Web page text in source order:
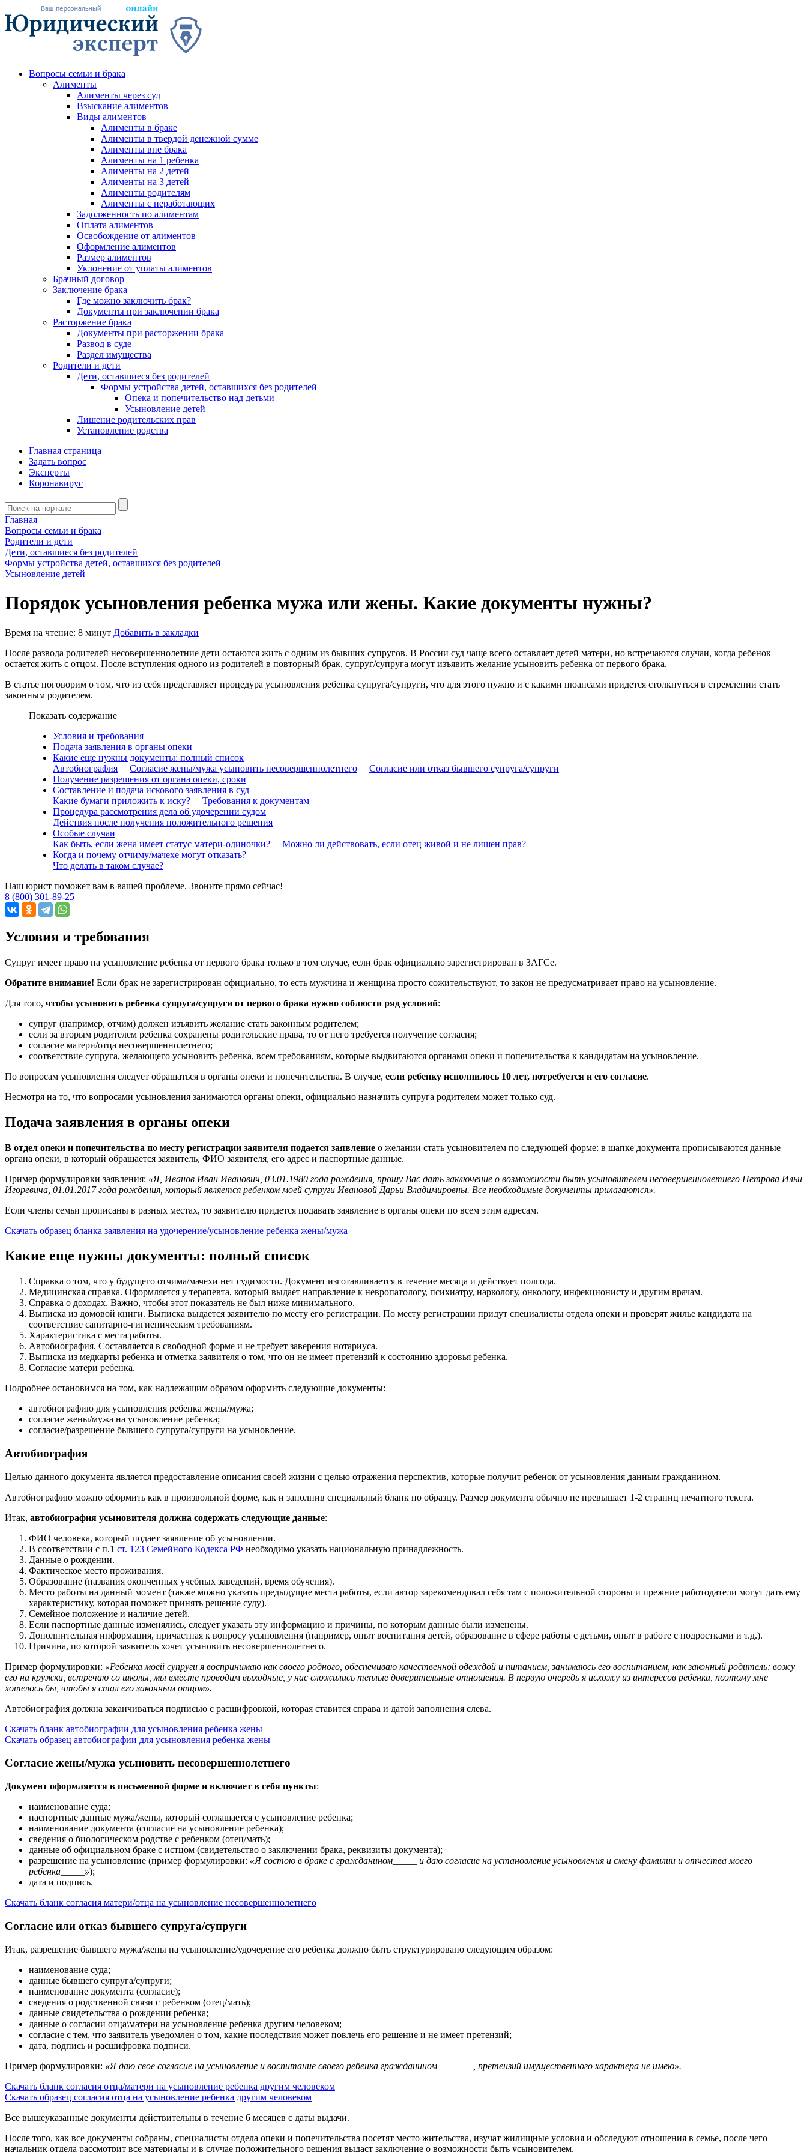
Вопросы семьи и брака
Алименты
Алименты через суд
Взыскание алиментов
Виды алиментов
Алименты в браке
Алименты в твердой денежной сумме
Алименты вне брака
Алименты на 1 ребенка
Алименты на 2 детей
Алименты на 3 детей
Алименты родителям
Алименты с неработающих
Задолженность по алиментам
Оплата алиментов
Освобождение от алиментов
Оформление алиментов
Размер алиментов
Уклонение от уплаты алиментов
Брачный договор
Заключение брака
Где можно заключить брак?
Документы при заключении брака
Расторжение брака
Документы при расторжении брака
Развод в суде
Раздел имущества
Родители и дети
Дети, оставшиеся без родителей
Формы устройства детей, оставшихся без родителей
Опека и попечительство над детьми
Усыновление детей
Лишение родительских прав
Установление родства
Главная страница
Задать вопрос
Эксперты
Коронавирус
Главная
Вопросы семьи и брака
Родители и дети
Дети, оставшиеся без родителей
Формы устройства детей, оставшихся без родителей
Усыновление детей
Порядок усыновления ребенка мужа или жены. Какие документы нужны?
Время на чтение: 8 минут Добавить в закладки
После развода родителей несовершеннолетние дети остаются жить с одним из бывших супругов. В России суд чаще всего оставляет детей матери, но встречаются случаи, когда ребенок
остается жить с отцом. После вступления одного из родителей в повторный брак, супруг/супруга могут изъявить желание усыновить ребенка от первого брака.
В статье поговорим о том, что из себя представляет процедура усыновления ребенка супруга/супруги, что для этого нужно и с какими нюансами придется столкнуться в стремлении стать
законным родителем.
Показать содержание
Условия и требования
Подача заявления в органы опеки
Какие еще нужны документы: полный список
Автобиография
Согласие жены/мужа усыновить несовершеннолетнего
Согласие или отказ бывшего супруга/супруги
Получение разрешения от органа опеки, сроки
Составление и подача искового заявления в суд
Какие бумаги приложить к иску?
Требования к документам
Процедура рассмотрения дела об удочерении судом
Действия после получения положительного решения
Особые случаи
Как быть, если жена имеет статус матери-одиночки?
Можно ли действовать, если отец живой и не лишен прав?
Когда и почему отчиму/мачехе могут отказать?
Что делать в таком случае?
Наш юрист поможет вам в вашей проблеме. Звоните прямо сейчас!
8 (800) 301-89-25
Условия и требования
Супруг имеет право на усыновление ребенка от первого брака только в том случае, если брак официально зарегистрирован в ЗАГСе.
Обратите внимание! Если брак не зарегистрирован официально, то есть мужчина и женщина просто сожительствуют, то закон не предусматривает право на усыновление.
Для того, чтобы усыновить ребенка супруга/супруги от первого брака нужно соблюсти ряд условий:
супруг (например, отчим) должен изъявить желание стать законным родителем;
если за вторым родителем ребенка сохранены родительские права, то от него требуется получение согласия;
согласие матери/отца несовершеннолетнего;
соответствие супруга, желающего усыновить ребенка, всем требованиям, которые выдвигаются органами опеки и попечительства к кандидатам на усыновление.
По вопросам усыновления следует обращаться в органы опеки и попечительства. В случае, если ребенку исполнилось 10 лет, потребуется и его согласие.
Несмотря на то, что вопросами усыновления занимаются органы опеки, официально назначить супруга родителем может только суд.
Подача заявления в органы опеки
В отдел опеки и попечительства по месту регистрации заявителя подается заявление о желании стать усыновителем по следующей форме: в шапке документа прописываются данные
органа опеки, в который обращается заявитель, ФИО заявителя, его адрес и паспортные данные.
Пример формулировки заявления: «Я, Иванов Иван Иванович, 03.01.1980 года рождения, прошу Вас дать заключение о возможности быть усыновителем несовершеннолетнего Петрова Ильи
Игоревича, 01.01.2017 года рождения, который является ребенком моей супруги Ивановой Дарьи Владимировны. Все необходимые документы прилагаются».
Если члены семьи прописаны в разных местах, то заявителю придется подавать заявление в органы опеки по всем этим адресам.
Скачать образец бланка заявления на удочерение/усыновление ребенка жены/мужа
Какие еще нужны документы: полный список
Справка о том, что у будущего отчима/мачехи нет судимости. Документ изготавливается в течение месяца и действует полгода.
Медицинская справка. Оформляется у терапевта, который выдает направление к невропатологу, психиатру, наркологу, онкологу, инфекционисту и другим врачам.
Справка о доходах. Важно, чтобы этот показатель не был ниже минимального.
Выписка из домовой книги. Выписка выдается заявителю по месту его регистрации. По месту регистрации придут специалисты отдела опеки и проверят жилье кандидата на
соответствие санитарно-гигиеническим требованиям.
Характеристика с места работы.
Автобиография. Составляется в свободной форме и не требует заверения нотариуса.
Выписка из медкарты ребенка и отметка заявителя о том, что он не имеет претензий к состоянию здоровья ребенка.
Согласие матери ребенка.
Подробнее остановимся на том, как надлежащим образом оформить следующие документы:
автобиографию для усыновления ребенка жены/мужа;
согласие жены/мужа на усыновление ребенка;
согласие/разрешение бывшего супруга/супруги на усыновление.
Автобиография
Целью данного документа является предоставление описания своей жизни с целью отражения перспектив, которые получит ребенок от усыновления данным гражданином.
Автобиографию можно оформить как в произвольной форме, как и заполнив специальный бланк по образцу. Размер документа обычно не превышает 1-2 страниц печатного текста.
Итак, автобиография усыновителя должна содержать следующие данные:
ФИО человека, который подает заявление об усыновлении.
В соответствии с п.1 ст. 123 Семейного Кодекса РФ необходимо указать национальную принадлежность.
Данные о рождении.
Фактическое место проживания.
Образование (названия оконченных учебных заведений, время обучения).
Место работы на данный момент (также можно указать предыдущие места работы, если автор зарекомендовал себя там с положительной стороны и прежние работодатели могут дать ему
характеристику, которая поможет принять решение суду).
Семейное положение и наличие детей.
Если паспортные данные изменялись, следует указать эту информацию и причины, по которым данные были изменены.
Дополнительная информация, причастная к вопросу усыновления (например, опыт воспитания детей, образование в сфере работы с детьми, опыт в работе с подростками и т.д.).
Причина, по которой заявитель хочет усыновить несовершеннолетнего.
Пример формулировки: «Ребенка моей супруги я воспринимаю как своего родного, обеспечиваю качественной одеждой и питанием, занимаюсь его воспитанием, как законный родитель: вожу
его на кружки, встречаю со школы, мы вместе проводим выходные, у нас сложились теплые доверительные отношения. В первую очередь я исхожу из интересов ребенка, поэтому мне
хотелось бы, чтобы я стал его законным отцом».
Автобиография должна заканчиваться подписью с расшифровкой, которая ставится справа и датой заполнения слева.
Скачать бланк автобиографии для усыновления ребенка жены
Скачать образец автобиографии для усыновления ребенка жены
Согласие жены/мужа усыновить несовершеннолетнего
Документ оформляется в письменной форме и включает в себя пункты:
наименование суда;
паспортные данные мужа/жены, который соглашается с усыновление ребенка;
наименование документа (согласие на усыновление ребенка);
сведения о биологическом родстве с ребенком (отец/мать);
данные об официальном браке с истцом (свидетельство о заключении брака, реквизиты документа);
разрешение на усыновление (пример формулировки: «Я состою в браке с гражданином_____ и даю согласие на установление усыновления и смену фамилии и отчества моего
ребенка_____»);
дата и подпись.
Скачать бланк согласия матери/отца на усыновление несовершеннолетнего
Согласие или отказ бывшего супруга/супруги
Итак, разрешение бывшего мужа/жены на усыновление/удочерение его ребенка должно быть структурировано следующим образом:
наименование суда;
данные бывшего супруга/супруги;
наименование документа (согласие);
сведения о родственной связи с ребенком (отец/мать);
данные свидетельства о рождении ребенка;
данные о согласии отца\матери на усыновление ребенка другим человеком;
согласие с тем, что заявитель уведомлен о том, какие последствия может повлечь его решение и не имеет претензий;
дата, подпись и расшифровка подписи.
Пример формулировки: «Я даю свое согласие на усыновление и воспитание своего ребенка гражданином _______, претензий имущественного характера не имею».
Скачать бланк согласия отца/матери на усыновление ребенка другим человеком
Скачать образец согласия отца на усыновление ребенка другим человеком
Все вышеуказанные документы действительны в течение 6 месяцев с даты выдачи.
После того, как все документы собраны, специалисты отдела опеки и попечительства посетят место жительства, изучат жилищные условия и обследуют отношения в семье, после чего
начальник отдела рассмотрит все материалы и в случае положительного решения выдаст заключение о возможности быть усыновителем.